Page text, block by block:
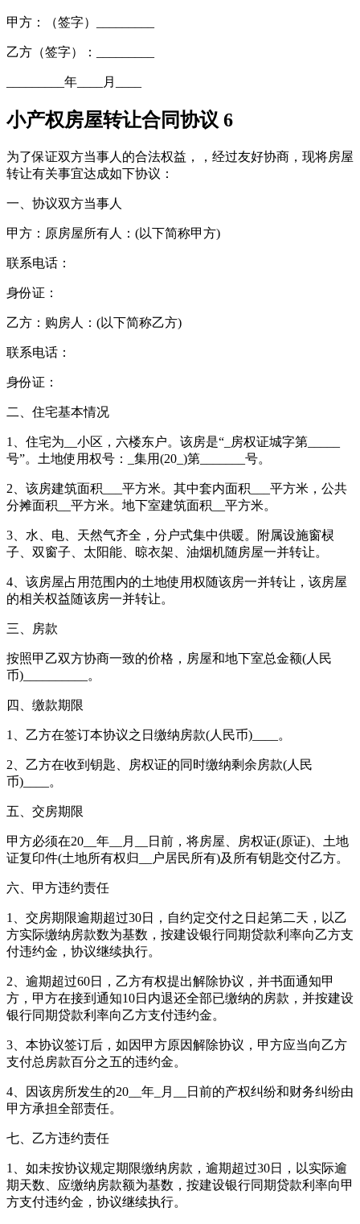
甲方：（签字）_________
乙方（签字）：_________
_________年____月____
小产权房屋转让合同协议 6
为了保证双方当事人的合法权益，，经过友好协商，现将房屋
转让有关事宜达成如下协议：
一、协议双方当事人
甲方：原房屋所有人：(以下简称甲方)
联系电话：
身份证：
乙方：购房人：(以下简称乙方)
联系电话：
身份证：
二、住宅基本情况
1、住宅为__小区，六楼东户。该房是“_房权证城字第_____
号”。土地使用权号：_集用(20_)第_______号。
2、该房建筑面积___平方米。其中套内面积___平方米，公共
分摊面积__平方米。地下室建筑面积__平方米。
3、水、电、天然气齐全，分户式集中供暖。附属设施窗棂
子、双窗子、太阳能、晾衣架、油烟机随房屋一并转让。
4、该房屋占用范围内的土地使用权随该房一并转让，该房屋
的相关权益随该房一并转让。
三、房款
按照甲乙双方协商一致的价格，房屋和地下室总金额(人民
币)__________。
四、缴款期限
1、乙方在签订本协议之日缴纳房款(人民币)____。
2、乙方在收到钥匙、房权证的同时缴纳剩余房款(人民
币)____。
五、交房期限
甲方必须在20__年__月__日前，将房屋、房权证(原证)、土地
证复印件(土地所有权归__户居民所有)及所有钥匙交付乙方。
六、甲方违约责任
1、交房期限逾期超过30日，自约定交付之日起第二天，以乙
方实际缴纳房款数为基数，按建设银行同期贷款利率向乙方支
付违约金，协议继续执行。
2、逾期超过60日，乙方有权提出解除协议，并书面通知甲
方，甲方在接到通知10日内退还全部已缴纳的房款，并按建设
银行同期贷款利率向乙方支付违约金。
3、本协议签订后，如因甲方原因解除协议，甲方应当向乙方
支付总房款百分之五的违约金。
4、因该房所发生的20__年_月__日前的产权纠纷和财务纠纷由
甲方承担全部责任。
七、乙方违约责任
1、如未按协议规定期限缴纳房款，逾期超过30日，以实际逾
期天数、应缴纳房款额为基数，按建设银行同期贷款利率向甲
方支付违约金，协议继续执行。